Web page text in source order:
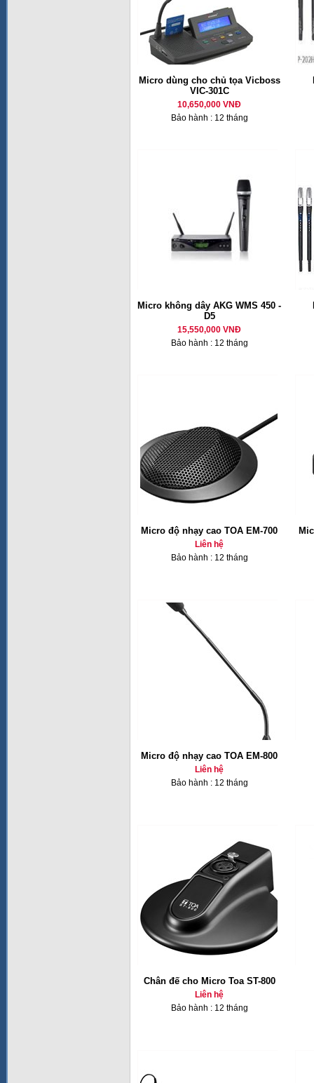
Micro dùng cho chủ tọa Vicboss
VIC-301C
10,650,000 VNĐ
Bảo hành : 12 tháng
Micro không dây AKG WMS 450 -
D5
15,550,000 VNĐ
Bảo hành : 12 tháng
Micro độ nhạy cao TOA EM-700
Liên hệ
Bảo hành : 12 tháng
Micro độ nhạy cao TOA EM-800
Liên hệ
Bảo hành : 12 tháng
Chân đế cho Micro Toa ST-800
Liên hệ
Bảo hành : 12 tháng